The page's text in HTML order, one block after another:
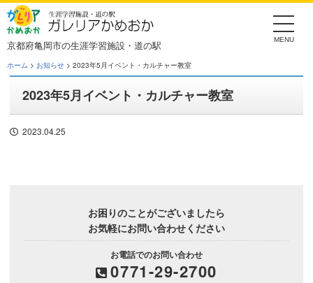
Skip
to
the
content
京都府亀岡市の生涯学習施設・道の駅
ホーム > お知らせ > 2023年5月イベント・カルチャー教室
2023年5月イベント・カルチャー教室
2023.04.25
お困りのことがございましたら
お気軽にお問い合わせください
お電話でのお問い合わせ
0771-29-2700